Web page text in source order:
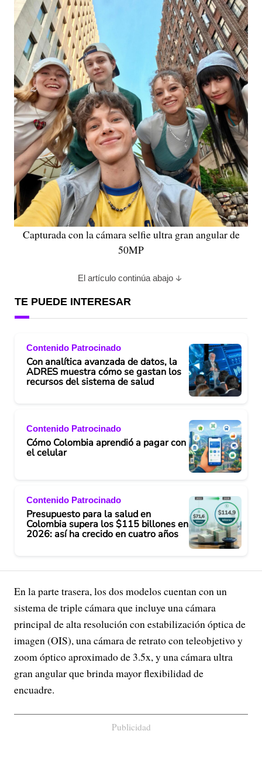
Capturada con la cámara selfie ultra gran angular de
50MP
El artículo continúa abajo
TE PUEDE INTERESAR
Contenido Patrocinado
Con analítica avanzada de datos, la
ADRES muestra cómo se gastan los
recursos del sistema de salud
Contenido Patrocinado
Cómo Colombia aprendió a pagar con
el celular
Contenido Patrocinado
Presupuesto para la salud en
Colombia supera los $115 billones en
2026: así ha crecido en cuatro años
En la parte trasera, los dos modelos cuentan con un
sistema de triple cámara que incluye una cámara
principal de alta resolución con estabilización óptica de
imagen (OIS), una cámara de retrato con teleobjetivo y
zoom óptico aproximado de 3.5x, y una cámara ultra
gran angular que brinda mayor flexibilidad de
encuadre.
Publicidad